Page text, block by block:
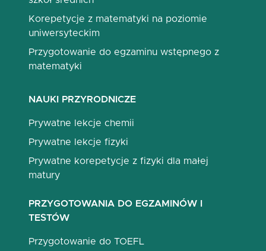
Korepetycje z matematyki na poziomie
uniwersyteckim
Przygotowanie do egzaminu wstępnego z
matematyki
NAUKI PRZYRODNICZE
Prywatne lekcje chemii
Prywatne lekcje fizyki
Prywatne korepetycje z fizyki dla małej
matury
PRZYGOTOWANIA DO EGZAMINÓW I
TESTÓW
Przygotowanie do TOEFL